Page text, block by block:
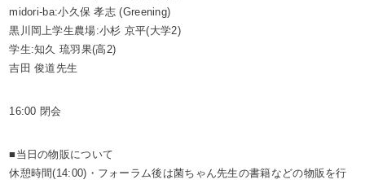
midori-ba:小久保 孝志 (Greening)
黒川岡上学生農場:小杉 京平(大学2)
学生:知久 琉羽果(高2)
吉田 俊道先生
16:00 閉会
■当日の物販について
休憩時間(14:00)・フォーラム後は菌ちゃん先生の書籍などの物販を行